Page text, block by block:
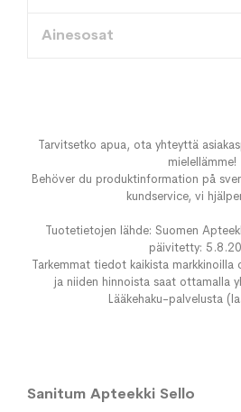
Ainesosat
Tarvitsetko apua, ota yhteyttä
mielellämme!
Behöver du produktinformation på
kundservice, vi
Tuotetietojen lähde: Suomen
päivitetty:
Tarkemmat tiedot kaikista markkinoilla
ja niiden hinnoista saat ottamalla
Lääkehaku-palvelusta
Sanitum Apteekki Sello